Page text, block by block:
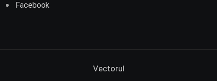
Facebook
Vectorul